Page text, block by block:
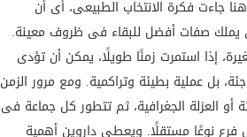
جاءت فكرة الانتخاب الطبيعى، أى أن
يملك صفات أفضل للبقاء فى ظروف معينة.
إذا استمرت زمنًا طويلًا، يمكن أن تؤدى
بل عملية بطيئة وتراكمية. ومع مرور الزمن
أو العزلة الجغرافية، ثم تتطور كل جماعة فى
فرع نوعًا مستقلًا. ويعطى داروين أهمية